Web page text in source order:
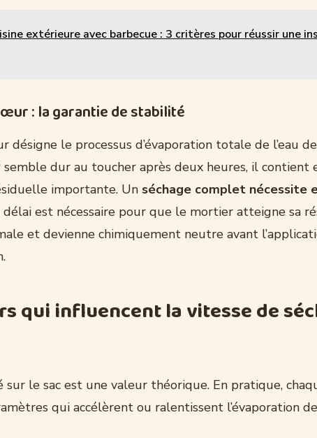
extérieure avec barbecue : 3 critères pour réussir une
: la garantie de stabilité
désigne le processus d’évaporation totale de l’eau
dur au toucher après deux heures, il contient
importante. Un séchage complet nécessite
délai est nécessaire pour que le mortier atteigne sa
et devienne chimiquement neutre avant
qui influencent la vitesse de
sur le sac est une valeur théorique. En pratique,
qui accélèrent ou ralentissent l’évaporation de